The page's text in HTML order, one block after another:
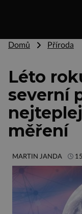
Domů Příroda
Léto
severní
měření
MARTIN JANDA